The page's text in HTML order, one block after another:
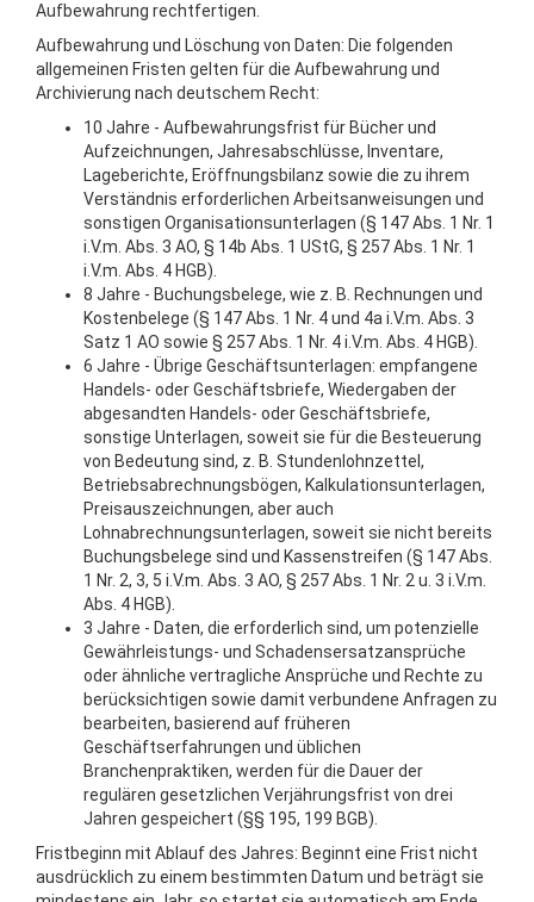
Aufbewahrung rechtfertigen.
Aufbewahrung und Löschung von Daten: Die folgenden
allgemeinen Fristen gelten für die Aufbewahrung und
Archivierung nach deutschem Recht:
10 Jahre - Aufbewahrungsfrist für Bücher und
Aufzeichnungen, Jahresabschlüsse, Inventare,
Lageberichte, Eröffnungsbilanz sowie die zu ihrem
Verständnis erforderlichen Arbeitsanweisungen und
sonstigen Organisationsunterlagen (§ 147 Abs. 1 Nr. 1
i.V.m. Abs. 3 AO, § 14b Abs. 1 UStG, § 257 Abs. 1 Nr. 1
i.V.m. Abs. 4 HGB).
8 Jahre - Buchungsbelege, wie z. B. Rechnungen und
Kostenbelege (§ 147 Abs. 1 Nr. 4 und 4a i.V.m. Abs. 3
Satz 1 AO sowie § 257 Abs. 1 Nr. 4 i.V.m. Abs. 4 HGB).
6 Jahre - Übrige Geschäftsunterlagen: empfangene
Handels- oder Geschäftsbriefe, Wiedergaben der
abgesandten Handels- oder Geschäftsbriefe,
sonstige Unterlagen, soweit sie für die Besteuerung
von Bedeutung sind, z. B. Stundenlohnzettel,
Betriebsabrechnungsbögen, Kalkulationsunterlagen,
Preisauszeichnungen, aber auch
Lohnabrechnungsunterlagen, soweit sie nicht bereits
Buchungsbelege sind und Kassenstreifen (§ 147 Abs.
1 Nr. 2, 3, 5 i.V.m. Abs. 3 AO, § 257 Abs. 1 Nr. 2 u. 3 i.V.m.
Abs. 4 HGB).
3 Jahre - Daten, die erforderlich sind, um potenzielle
Gewährleistungs- und Schadensersatzansprüche
oder ähnliche vertragliche Ansprüche und Rechte zu
berücksichtigen sowie damit verbundene Anfragen zu
bearbeiten, basierend auf früheren
Geschäftserfahrungen und üblichen
Branchenpraktiken, werden für die Dauer der
regulären gesetzlichen Verjährungsfrist von drei
Jahren gespeichert (§§ 195, 199 BGB).
Fristbeginn mit Ablauf des Jahres: Beginnt eine Frist nicht
ausdrücklich zu einem bestimmten Datum und beträgt sie